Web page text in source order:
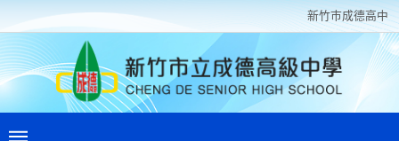
新竹巿成德高中